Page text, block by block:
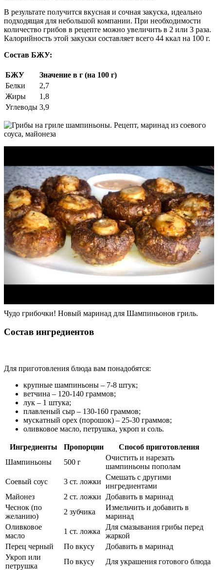
В результате получится вкусная и сочная закуска, идеально
подходящая для небольшой компании. При необходимости
количество грибов в рецепте можно увеличить в 2 или 3 раза.
Калорийность этой закуски составляет всего 44 ккал на 100 г.
Состав БЖУ:
БЖУ
Значение в г (на 100 г)
Белки
2,7
Жиры
1,8
Углеводы 3,9
Чудо грибочки! Новый маринад для Шампиньонов гриль.
Состав ингредиентов
Для приготовления блюда вам понадобятся:
крупные шампиньоны – 7-8 штук;
ветчина – 120-140 граммов;
лук – 1 штука;
плавленый сыр – 130-160 граммов;
мускатный орех (порошок) – 25-30 граммов;
оливковое масло, петрушка, укроп и соль.
Ингредиенты Пропорции
Способ приготовления
Шампиньоны
500 г
Очистить и нарезать
шампиньоны пополам
Соевый соус
3 ст. ложки
Смешать с другими
ингредиентами
Майонез
2 ст. ложки
Добавить в маринад
Чеснок (по
желанию)
2 зубчика
Измельчить и добавить в
маринад
Оливковое
масло
1 ст. ложка
Для смазывания грибы перед
жаркой
Перец черный
По вкусу
Добавить в маринад
Укроп или
петрушка
По вкусу Для украшения готового блюда